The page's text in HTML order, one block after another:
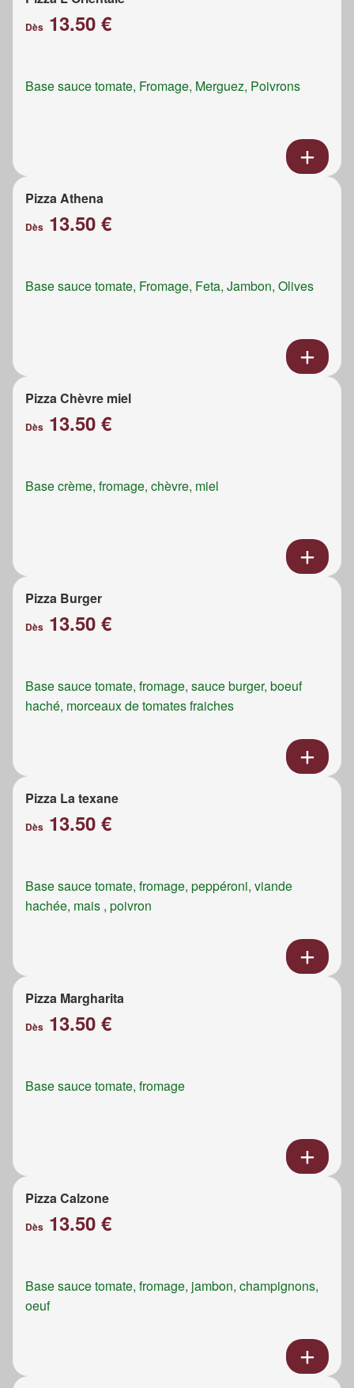
Dès 13.50 €
Base sauce tomate, Fromage, Merguez, Poivrons
Pizza Athena
Dès 13.50 €
Base sauce tomate, Fromage, Feta, Jambon, Olives
Pizza Chèvre miel
Dès 13.50 €
Base crème, fromage, chèvre, miel
Pizza Burger
Dès 13.50 €
Base sauce tomate, fromage, sauce burger, boeuf
haché, morceaux de tomates fraiches
Pizza La texane
Dès 13.50 €
Base sauce tomate, fromage, peppéroni, viande
hachée, mais , poivron
Pizza Margharita
Dès 13.50 €
Base sauce tomate, fromage
Pizza Calzone
Dès 13.50 €
Base sauce tomate, fromage, jambon, champignons,
oeuf